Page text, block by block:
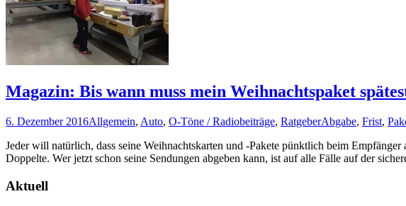
Magazin: Bis wann muss mein Weihnachtspaket
6. Dezember 2016Allgemein, Auto, O-Töne / Radiobeiträge, RatgeberAbgabe, Frist,
Jeder will natürlich, dass seine Weihnachtskarten und -Pakete pünktlich beim
Doppelte. Wer jetzt schon seine Sendungen abgeben kann, ist auf alle Fälle auf der
Aktuell